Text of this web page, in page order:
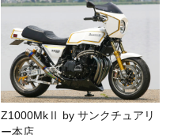
Z1000MkⅡ by サンクチュアリ
ー本店